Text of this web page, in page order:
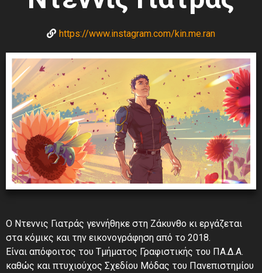
https://www.instagram.com/kin.me.ran
O Ντεννις Γιατράς γεννήθηκε στη Ζάκυνθο κι εργάζεται
στα κόμικς και την εικονογράφηση από το 2018.
Είναι απόφοιτος του Τμήματος Γραφιστικής του ΠΑ.Δ.Α.
καθώς και πτυχιούχος Σχεδίου Μόδας του Πανεπιστημίου